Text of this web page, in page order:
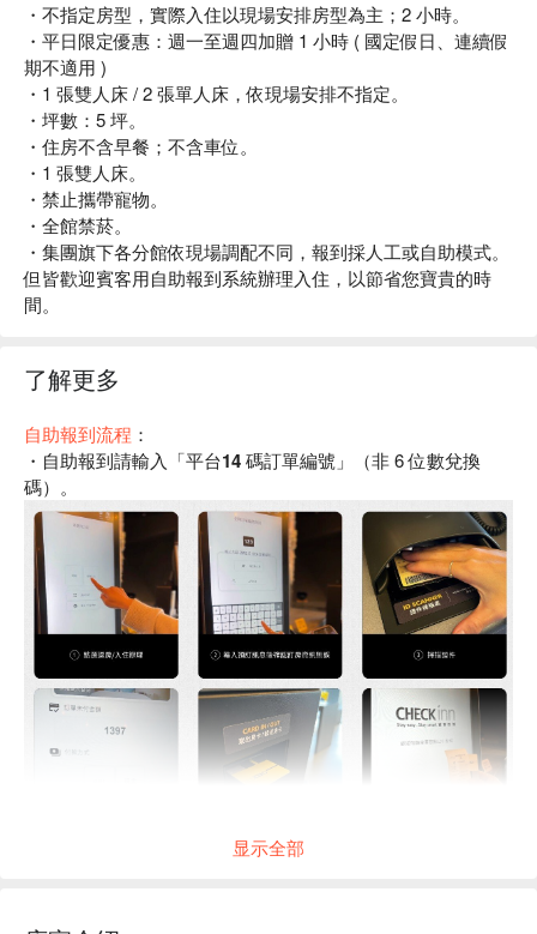
・不指定房型，實際入住以現場安排房型為主；2 小時。
・平日限定優惠：週一至週四加贈 1 小時 ( 國定假日、連續假
期不適用 )
・1 張雙人床 / 2 張單人床，依現場安排不指定。
・坪數：5 坪。
・住房不含早餐；不含車位。
・1 張雙人床。
・禁止攜帶寵物。
・全館禁菸。
・集團旗下各分館依現場調配不同，報到採人工或自助模式。
但皆歡迎賓客用自助報到系統辦理入住，以節省您寶貴的時
間。
了解更多
自助報到流程 ：
・自助報到請輸入「平台14 碼訂單編號 」（非 6 位數兌換
碼）。
显示全部